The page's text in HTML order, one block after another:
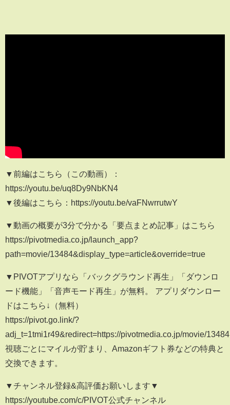
▼前編はこちら（この動画）：
https://youtu.be/uq8Dy9NbKN4
▼後編はこちら：https://youtu.be/vaFNwrrutwY
▼動画の概要が3分で分かる「要点まとめ記事」はこちら
https://pivotmedia.co.jp/launch_app?
path=movie/13484&display_type=article&override=true
▼PIVOTアプリなら「バックグラウンド再生」「ダウンロ
ード機能」「音声モード再生」が無料。 アプリダウンロー
ドはこちら↓（無料）
https://pivot.go.link/?
adj_t=1tmi1r49&redirect=https://pivotmedia.co.jp/movie/13484
視聴ごとにマイルが貯まり、Amazonギフト券などの特典と
交換できます。
▼チャンネル登録&高評価お願いします▼
https://youtube.com/c/PIVOT公式チャンネル